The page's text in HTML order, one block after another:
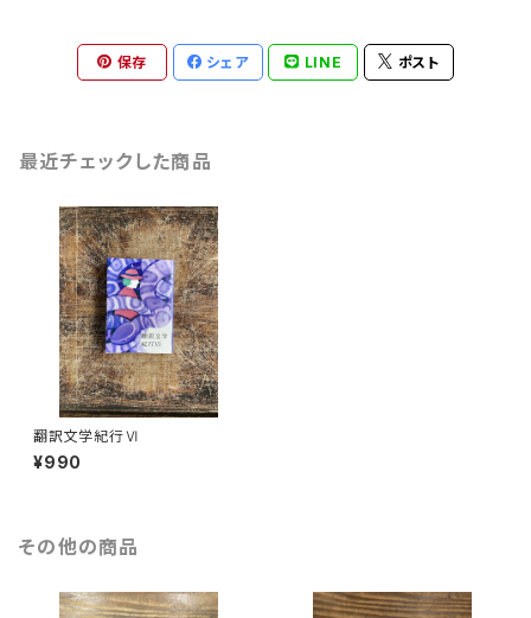
保存 シェア LINE ポスト
最近チェックした商品
翻訳文学紀行Ⅵ
¥990
その他の商品